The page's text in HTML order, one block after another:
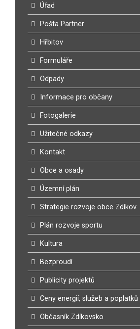
Úřad
Pošta Partner
Hřbitov
Formuláře
Odpady
Informace pro občany
Fotogalerie
Užitečné odkazy
Kontakt
Obce a osady
Územní plán
Strategie rozvoje obce Zdíkov
Plán rozvoje sportu
Kultura
Bezproudí
Publicity projektů
Ceny energií, služeb a poplatků
Občasník Zdíkovsko